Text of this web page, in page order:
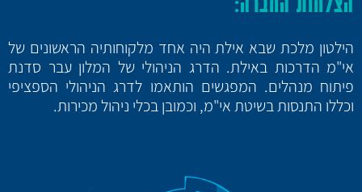
הילטון מלכת שבא אילת היה אחד מלקוחותיה הראשונים של
אי"מ הדרכות באילת. הדרג הניהולי של המלון עבר סדנת
פיתוח מנהלים. המפגשים הותאמו לדרג הניהולי הספציפי
וכללו התנסות בשיטת אי"מ, וכמובן בכלי ניהול מכירות.